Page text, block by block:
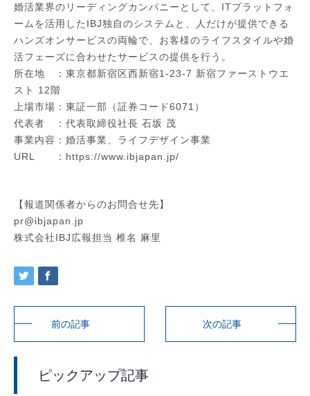
婚活業界のリーディングカンパニーとして、ITプラットフォ
ームを活用したIBJ独自のシステムと、人だけが提供できる
ハンズオンサービスの両輪で、お客様のライフスタイルや婚
活フェーズに合わせたサービスの提供を行う。
所在地 ：東京都新宿区西新宿1-23-7 新宿ファーストウエ
スト 12階
上場市場：東証一部（証券コード6071）
代表者 ：代表取締役社長 石坂 茂
事業内容：婚活事業、ライフデザイン事業
URL ：https://www.ibjapan.jp/
【報道関係者からのお問合せ先】
pr@ibjapan.jp
株式会社IBJ広報担当 椎名 麻里
前の記事 次の記事
ピックアップ記事